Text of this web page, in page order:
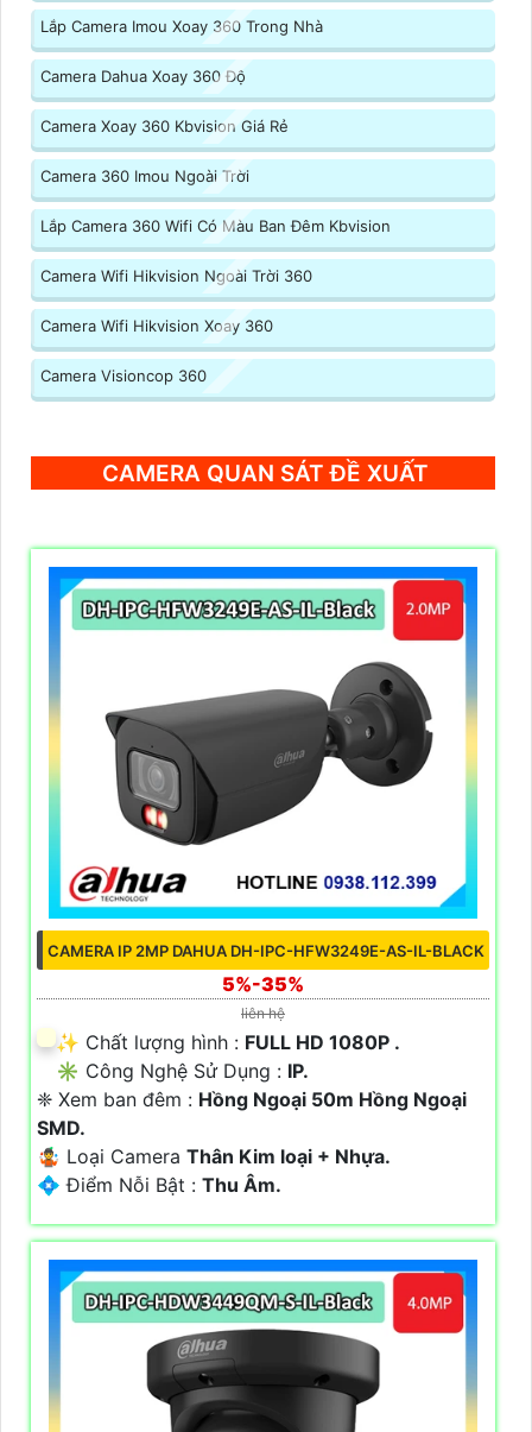
Lắp Camera Imou Xoay 360 Trong Nhà
Camera Dahua Xoay 360 Độ
Camera Xoay 360 Kbvision Giá Rẻ
Camera 360 Imou Ngoài Trời
Lắp Camera 360 Wifi Có Màu Ban Đêm Kbvision
Camera Wifi Hikvision Ngoài Trời 360
Camera Wifi Hikvision Xoay 360
Camera Visioncop 360
CAMERA QUAN SÁT ĐỀ XUẤT
CAMERA IP 2MP DAHUA DH-IPC-HFW3249E-AS-IL-BLACK
5%-35%
liên hệ
✨ Chất lượng hình : FULL HD 1080P .
✳️ Công Nghệ Sử Dụng : IP.
❈ Xem ban đêm : Hồng Ngoại 50m Hồng Ngoại
SMD.
🤹 Loại Camera Thân Kim loại + Nhựa.
️💠 Điểm Nỗi Bật : Thu Âm.